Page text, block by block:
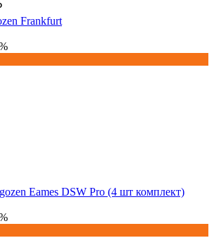
Frankfurt
Eames DSW Pro (4 шт комплект)